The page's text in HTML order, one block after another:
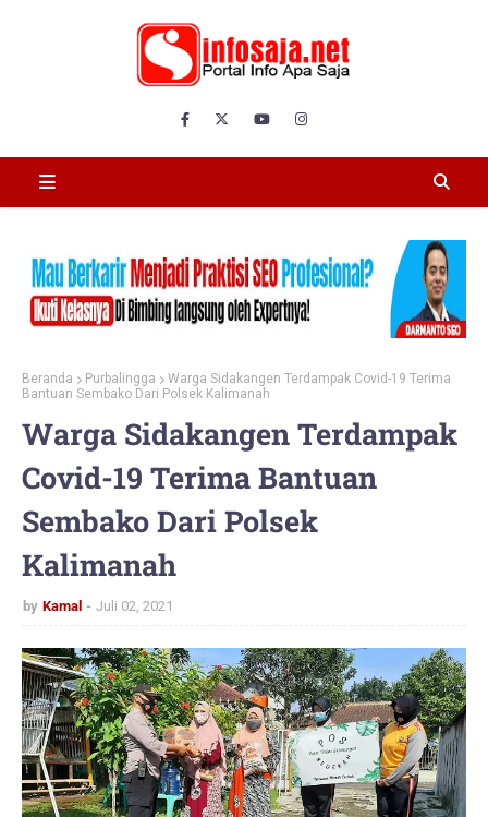
Beranda Purbalingga
Warga Sidakangen Terdampak Covid-19 Terima
Bantuan Sembako Dari Polsek Kalimanah
Warga Sidakangen Terdampak
Covid-19 Terima Bantuan
Sembako Dari Polsek
Kalimanah
by Kamal Juli 02, 2021